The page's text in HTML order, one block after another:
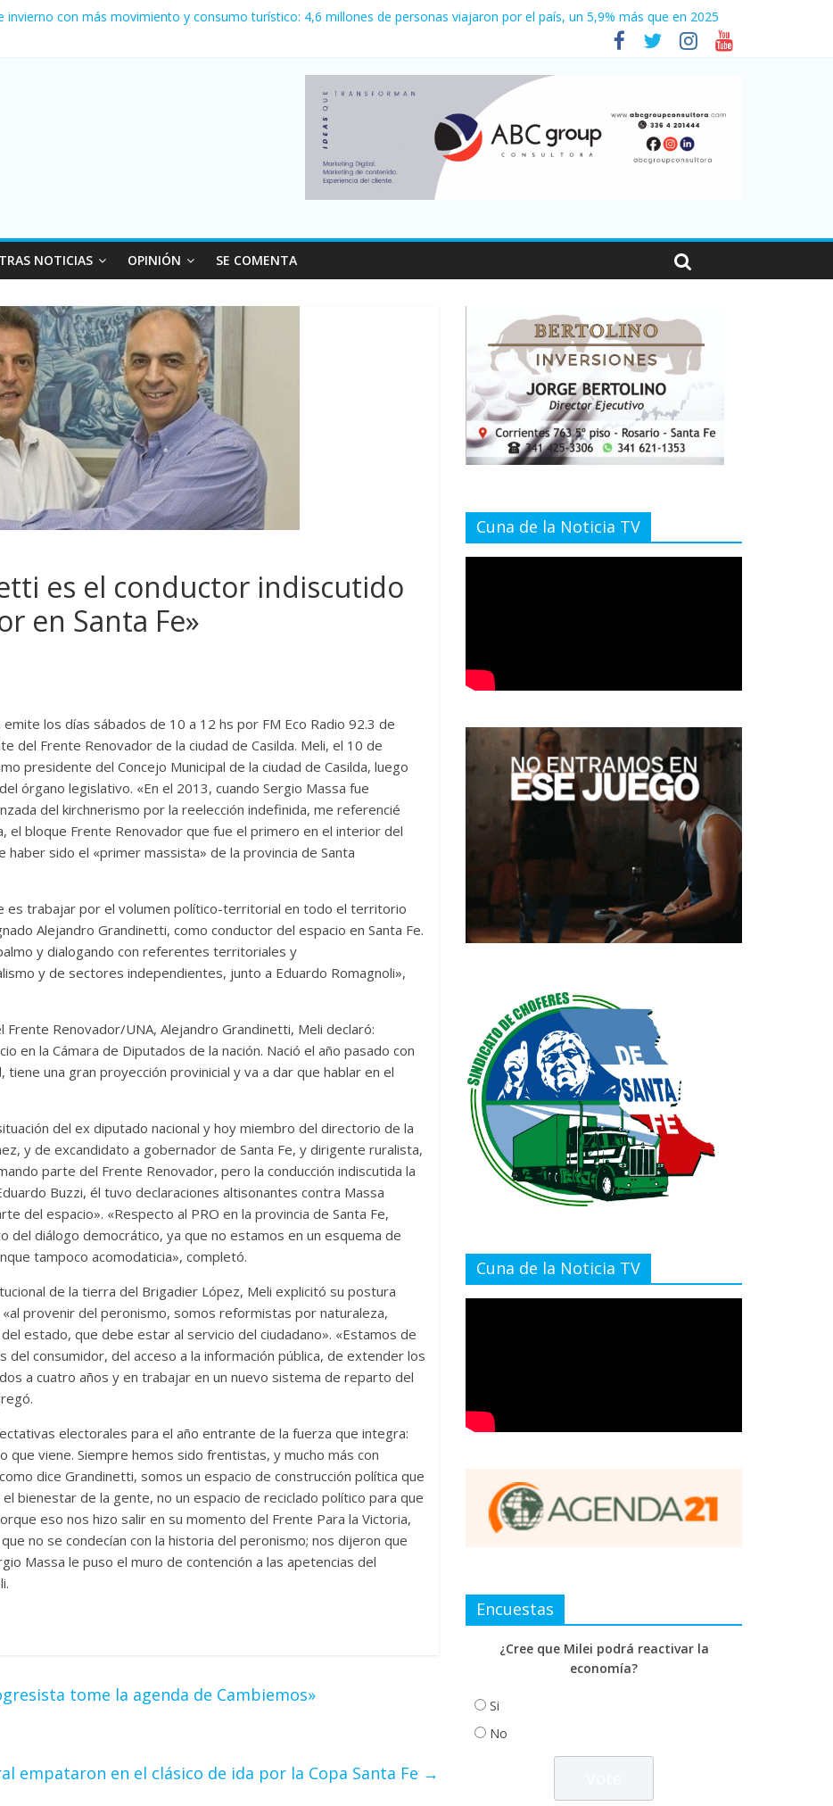
Newell’s empató 2 a 2 con Boca en el Coloso del Parque
invierno con más movimiento y consumo turístico: 4,6 millones de personas viajaron por el país, un 5,9% más que en 2025
NOTICIAS OPINIÓN SE COMENTA
es el conductor indiscutido
en Santa Fe»
los días sábados de 10 a 12 hs por FM Eco Radio 92.3 de
del Frente Renovador de la ciudad de Casilda. Meli, el 10 de
presidente del Concejo Municipal de la ciudad de Casilda, luego
órgano legislativo. «En el 2013, cuando Sergio Massa fue
del kirchnerismo por la reelección indefinida, me referencié
el bloque Frente Renovador que fue el primero en el interior del
haber sido el «primer massista» de la provincia de Santa
es trabajar por el volumen político-territorial en todo el territorio
Alejandro Grandinetti, como conductor del espacio en Santa Fe.
y dialogando con referentes territoriales y
y de sectores independientes, junto a Eduardo Romagnoli»,
Renovador/UNA, Alejandro Grandinetti, Meli declaró:
en la Cámara de Diputados de la nación. Nació el año pasado con
una gran proyección provinicial y va a dar que hablar en el
del ex diputado nacional y hoy miembro del directorio de la
y de excandidato a gobernador de Santa Fe, y dirigente ruralista,
parte del Frente Renovador, pero la conducción indiscutida la
Buzzi, él tuvo declaraciones altisonantes contra Massa
del espacio». «Respecto al PRO en la provincia de Santa Fe,
del diálogo democrático, ya que no estamos en un esquema de
tampoco acomodaticia», completó.
de la tierra del Brigadier López, Meli explicitó su postura
provenir del peronismo, somos reformistas por naturaleza,
estado, que debe estar al servicio del ciudadano». «Estamos de
del consumidor, del acceso a la información pública, de extender los
a cuatro años y en trabajar en un nuevo sistema de reparto del
electorales para el año entrante de la fuerza que integra:
que viene. Siempre hemos sido frentistas, y mucho más con
dice Grandinetti, somos un espacio de construcción política que
bienestar de la gente, no un espacio de reciclado político para que
eso nos hizo salir en su momento del Frente Para la Victoria,
no se condecían con la historia del peronismo; nos dijeron que
Massa le puso el muro de contención a las apetencias del
tome la agenda de Cambiemos»
empataron en el clásico de ida por la Copa Santa Fe →
Cuna de la Noticia TV
Cuna de la Noticia TV
Encuestas
¿Cree que Milei podrá reactivar la
economía?
Si
No